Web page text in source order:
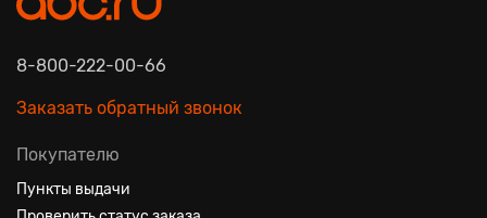
8-800-222-00-66
Заказать обратный звонок
Покупателю
Пункты выдачи